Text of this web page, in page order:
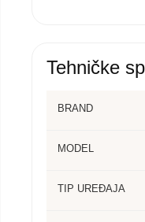
Tehničke
BRAND
MODEL
TIP UREĐAJA